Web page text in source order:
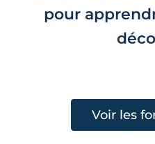
pour
Voir les